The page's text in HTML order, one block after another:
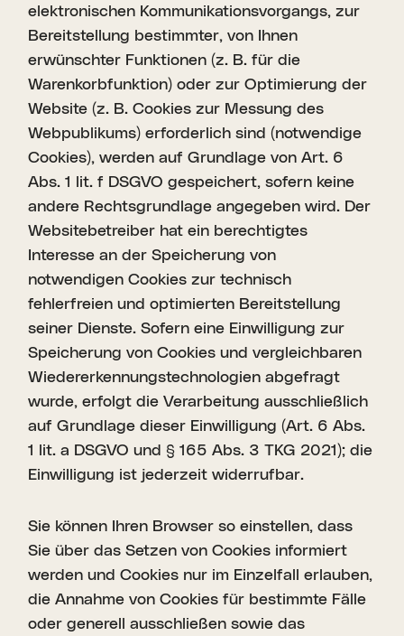
elektronischen Kommunikationsvorgangs, zur
Bereitstellung bestimmter, von Ihnen
erwünschter Funktionen (z. B. für die
Warenkorbfunktion) oder zur Optimierung der
Website (z. B. Cookies zur Messung des
Webpublikums) erforderlich sind (notwendige
Cookies), werden auf Grundlage von Art. 6
Abs. 1 lit. f DSGVO gespeichert, sofern keine
andere Rechtsgrundlage angegeben wird. Der
Websitebetreiber hat ein berechtigtes
Interesse an der Speicherung von
notwendigen Cookies zur technisch
fehlerfreien und optimierten Bereitstellung
seiner Dienste. Sofern eine Einwilligung zur
Speicherung von Cookies und vergleichbaren
Wiedererkennungstechnologien abgefragt
wurde, erfolgt die Verarbeitung ausschließlich
auf Grundlage dieser Einwilligung (Art. 6 Abs.
1 lit. a DSGVO und § 165 Abs. 3 TKG 2021); die
Einwilligung ist jederzeit widerrufbar.
Sie können Ihren Browser so einstellen, dass
Sie über das Setzen von Cookies informiert
werden und Cookies nur im Einzelfall erlauben,
die Annahme von Cookies für bestimmte Fälle
oder generell ausschließen sowie das